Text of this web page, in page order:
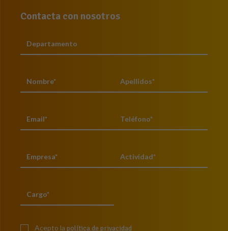
Contacta con nosotros
Acepto la política de privacidad